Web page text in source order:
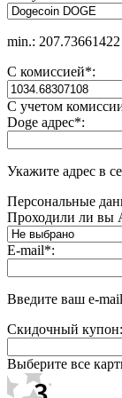
min.:
С комиссией*:
С учетом
Doge адрес*:
Укажите адрес в
Персональные
Проходили ли вы
E-mail*:
Введите ваш e-mail
Скидочный купон:
Выберите все